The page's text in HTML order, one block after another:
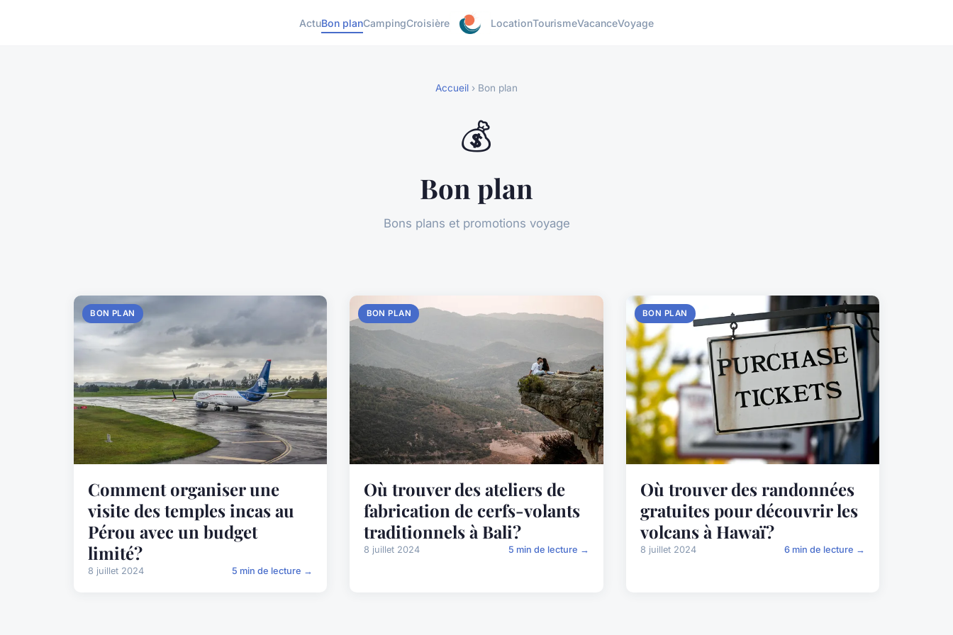
ActuBon planCampingCroisière LocationTourismeVacanceVoyage
Accueil › Bon plan
💰
Bon plan
Bons plans et promotions voyage
BON PLAN
Comment organiser une
visite des temples incas au
Pérou avec un budget
limité?
8 juillet 2024 5 min de lecture →
BON PLAN
Où trouver des ateliers de
fabrication de cerfs-volants
traditionnels à Bali?
8 juillet 2024 5 min de lecture →
BON PLAN
Où trouver des randonnées
gratuites pour découvrir les
volcans à Hawaï?
8 juillet 2024 6 min de lecture →